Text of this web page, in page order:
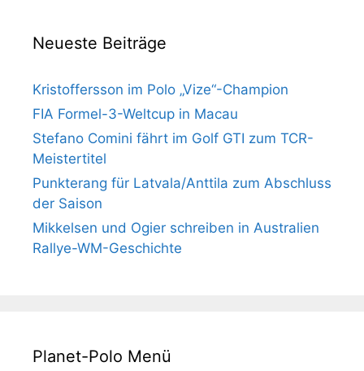
Neueste Beiträge
Kristoffersson im Polo „Vize“-Champion
FIA Formel-3-Weltcup in Macau
Stefano Comini fährt im Golf GTI zum TCR-
Meistertitel
Punkterang für Latvala/Anttila zum Abschluss
der Saison
Mikkelsen und Ogier schreiben in Australien
Rallye-WM-Geschichte
Planet-Polo Menü